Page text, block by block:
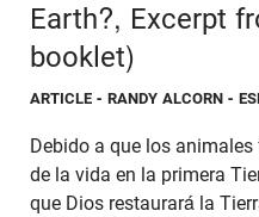
Earth?, Excerpt
booklet)
ARTICLE - RANDY ALCORN -
Debido a que los
de la vida en la primera
que Dios restaurará la